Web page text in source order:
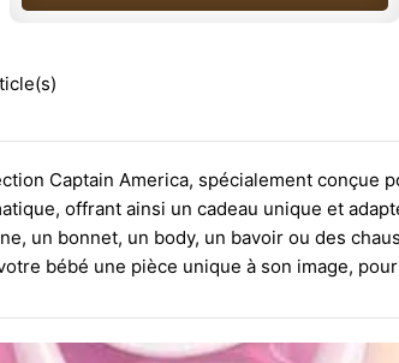
Captain America, spécialement
offrant ainsi un cadeau unique et
un bonnet, un body, un bavoir ou des
bébé une pièce unique à son image,